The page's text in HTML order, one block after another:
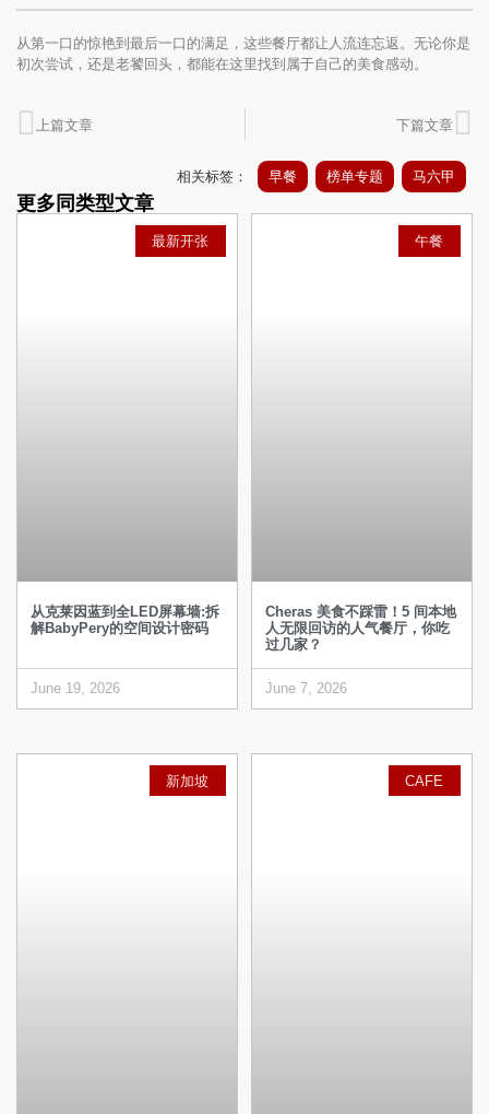
从第一口的惊艳到最后一口的满足，这些餐厅都让人流连忘返。无论你是
初次尝试，还是老饕回头，都能在这里找到属于自己的美食感动。
上篇文章 下篇文章
最新开张
从克莱因蓝到全LED屏幕墙:拆
解BabyPery的空间设计密码
June 19, 2026
午餐
Cheras 美食不踩雷！5 间本地
人无限回访的人气餐厅，你吃
过几家？
June 7, 2026
新加坡 CAFE
相关标签： 早餐 榜单专题 马六甲
更多同类型文章